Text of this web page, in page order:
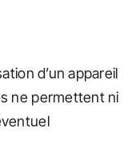
d’un appareil
ne permettent ni